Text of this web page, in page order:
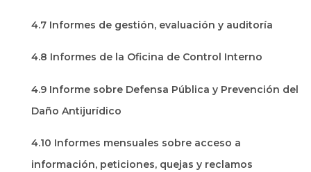
4.7 Informes de gestión, evaluación y auditoría
4.8 Informes de la Oficina de Control Interno
4.9 Informe sobre Defensa Pública y Prevención del
Daño Antijurídico
4.10 Informes mensuales sobre acceso a
información, peticiones, quejas y reclamos